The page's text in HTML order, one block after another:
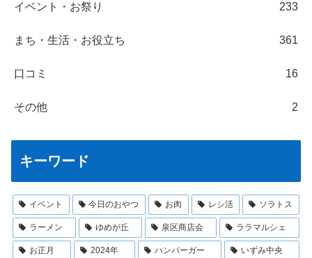
イベント・お祭り 233
まち・生活・お役立ち 361
口コミ 16
その他 2
キーワード
イベント 今日のおやつ お肉 レシ活 ソラトス
ラーメン ゆめが丘 泉区商店会 ララマルシェ
お正月 2024年 ハンバーガー いずみ中央